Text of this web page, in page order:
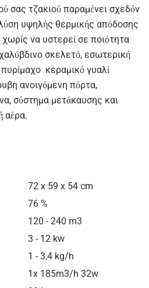
σας τζακιού παραμένει σχεδόν
λύση υψηλής θερμικής απόδοσης
να υστερεί σε ποιότητα
σκελετό, εσωτερική
κεραμικό γυαλί
ανοιγόμενη πόρτα,
σύστημα μετάκαυσης και
αέρα.
72 x 59 x 54 cm
76 %
120 - 240 m3
3 - 12 kw
1 - 3,4 kg/h
1x 185m3/h 32w